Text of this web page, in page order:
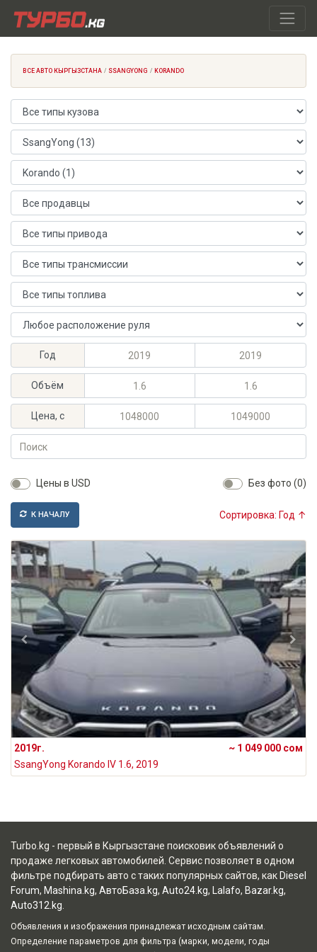
ВСЕ АВТО КЫРГЫЗСТАНА SSANGYONG KORANDO
Тип кузова
Марка автомобиля
Модель автомобиля
Продавец
Тип привода
Тип трансмиссии
Тип топлива
Расположение руля
Год
Максимальный год выпуска
Минимальный год выпуска
Объём
Максимальный объём, л
Минимальный объём, л
Цена, с
Максимальная цена, KGS
Минимальная цена, KGS
Поиск
Цены в USD Без фото (0)
К НАЧАЛУ Сортировка: Год ↑
2019г.
~ 1 049 000 сом
SsangYong Korando IV 1.6, 2019
Turbo.kg - первый в Кыргызстане поисковик объявлений о
продаже легковых автомобилей. Сервис позволяет в одном
фильтре подбирать авто с таких популярных сайтов, как Diesel
Forum, Mashina.kg, АвтоБаза.kg, Auto24.kg, Lalafo, Bazar.kg,
Auto312.kg
Объявления и изображения принадлежат исходным сайтам.
Определение параметров для фильтра (марки, модели, годы